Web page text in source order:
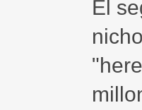
El